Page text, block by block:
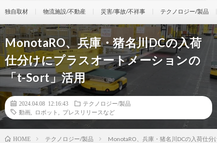
独自取材 物流施設/不動産 災害/事故/不祥事 テクノロジー/製品
MonotaRO、兵庫・猪名川DCの入荷
仕分けにプラスオートメーションの
「t-Sort」活用
2024.04.08 12:16:43
テクノロジー/製品
動画
ロボット プレスリリースなど
HOME テクノロジー/製品 MonotaRO、兵庫・猪名川DCの入荷仕